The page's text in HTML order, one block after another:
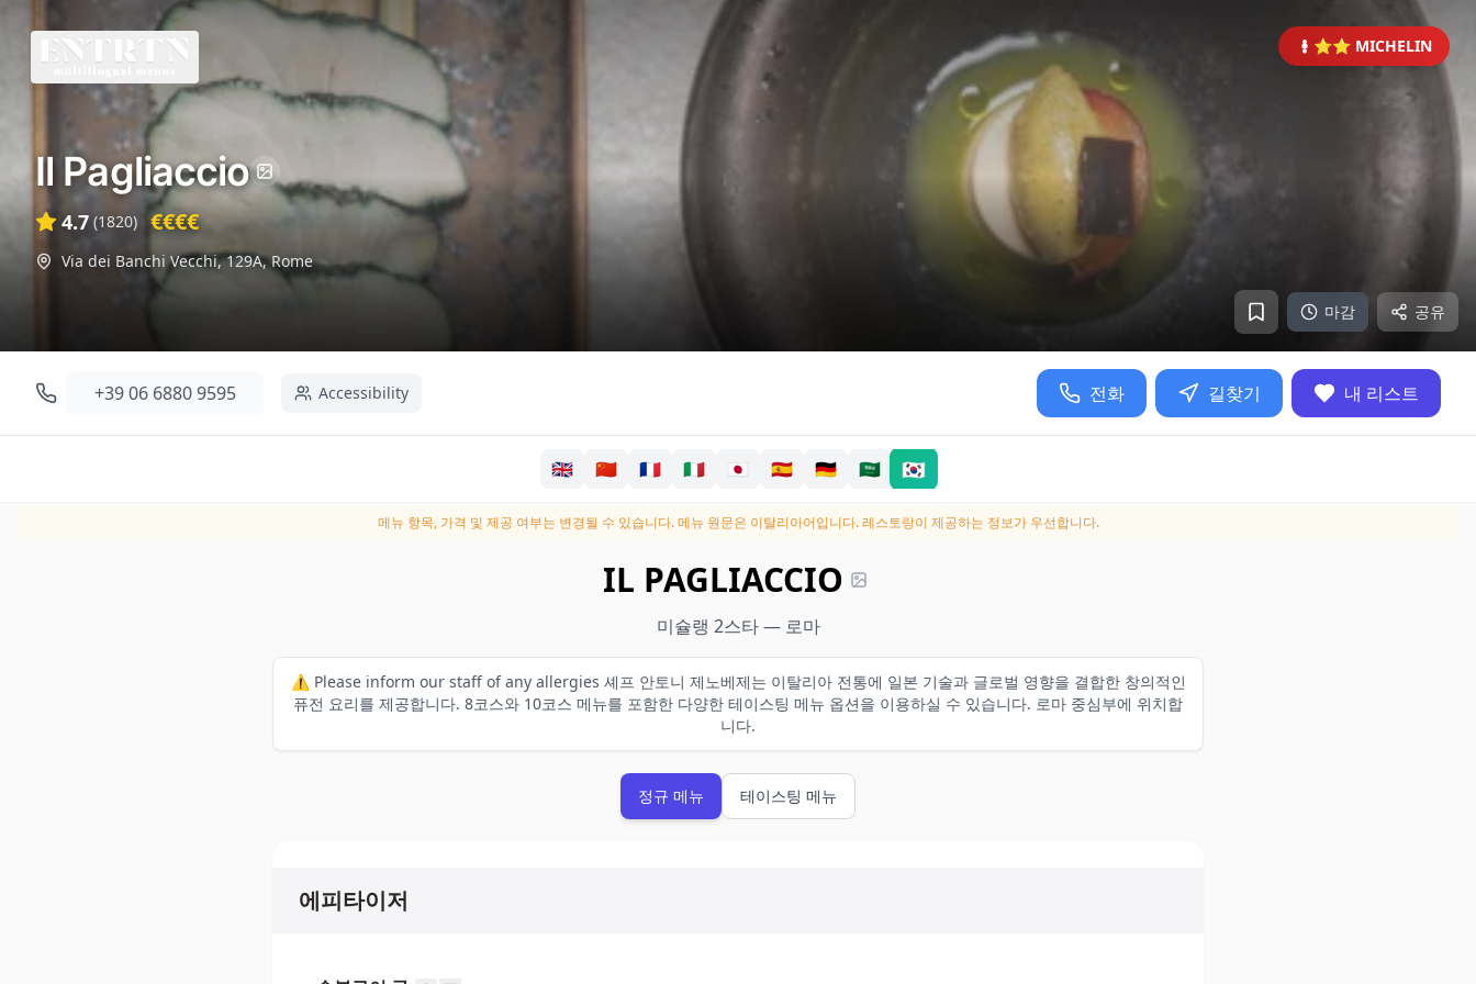
⭐⭐ MICHELIN
마감 공유
Il Pagliaccio
4.7 (1820) €€€€
Via dei Banchi Vecchi, 129A,Rome
+39 06 6880 9595 Accessibility 전화 길찾기 내 리스트
🇬🇧 🇨🇳 🇫🇷 🇮🇹 🇯🇵 🇪🇸 🇩🇪 🇸🇦 🇰🇷
메뉴 항목, 가격 및 제공 여부는 변경될 수 있습니다.메뉴 원문은 이탈리아어입니다. 레스토랑이 제공하는 정보가 우선합니다.
IL PAGLIACCIO
미슐랭 2스타 — 로마
⚠️ Please inform our staff of any allergies 셰프 안토니 제노베제는 이탈리아 전통에 일본 기술과 글로벌 영향을 결합한 창의적인
퓨전 요리를 제공합니다. 8코스와 10코스 메뉴를 포함한 다양한 테이스팅 메뉴 옵션을 이용하실 수 있습니다. 로마 중심부에 위치합
니다.
정규 메뉴 테이스팅 메뉴
에피타이저